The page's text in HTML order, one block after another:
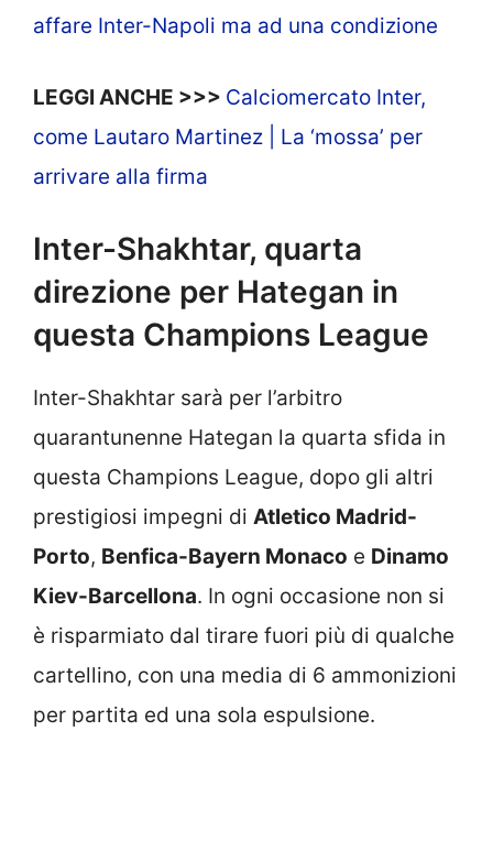
affare Inter-Napoli ma ad una condizione
LEGGI ANCHE >>> Calciomercato Inter,
come Lautaro Martinez | La ‘mossa’ per
arrivare alla firma
Inter-Shakhtar, quarta
direzione per Hategan in
questa Champions League
Inter-Shakhtar sarà per l’arbitro
quarantunenne Hategan la quarta sfida in
questa Champions League, dopo gli altri
prestigiosi impegni di Atletico Madrid-
Porto, Benfica-Bayern Monaco e Dinamo
Kiev-Barcellona. In ogni occasione non si
è risparmiato dal tirare fuori più di qualche
cartellino, con una media di 6 ammonizioni
per partita ed una sola espulsione.